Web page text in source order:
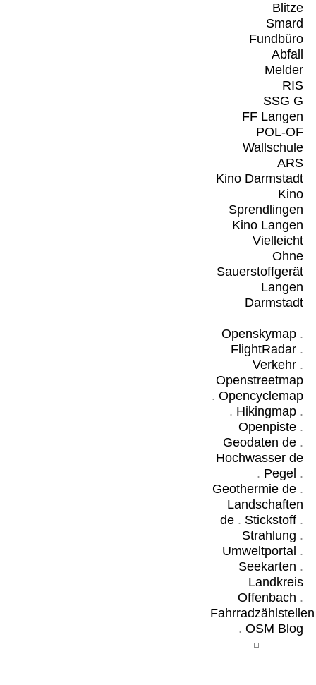
Blitze
Smard
Fundbüro
Abfall
Melder
RIS
SSG G
FF Langen
POL-OF
Wallschule
ARS
Kino Darmstadt
Kino
Sprendlingen
Kino Langen
Vielleicht
Ohne
Sauerstoffgerät
Langen
Darmstadt
Openskymap.
FlightRadar.
Verkehr.
Openstreetmap
. Opencyclemap
. Hikingmap.
Openpiste.
Geodaten de.
Hochwasser de
. Pegel .
Geothermie de.
Landschaften
de. Stickstoff.
Strahlung .
Umweltportal .
Seekarten .
Landkreis
Offenbach .
Fahrradzählstellen
. OSM Blog